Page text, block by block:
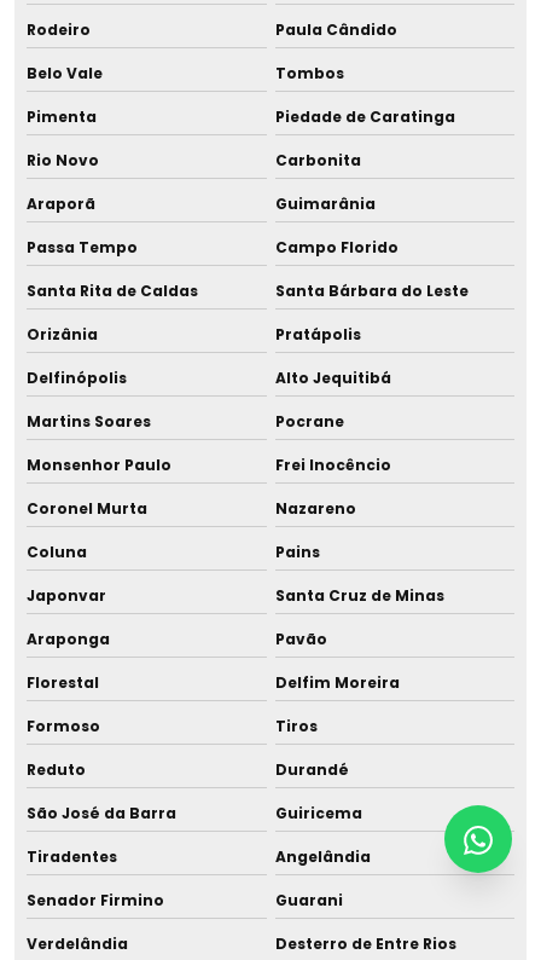
Rodeiro Paula Cândido
Belo Vale Tombos
Pimenta Piedade de Caratinga
Rio Novo Carbonita
Araporã Guimarânia
Passa Tempo Campo Florido
Santa Rita de Caldas Santa Bárbara do Leste
Orizânia Pratápolis
Delfinópolis Alto Jequitibá
Martins Soares Pocrane
Monsenhor Paulo Frei Inocêncio
Coronel Murta Nazareno
Coluna Pains
Japonvar Santa Cruz de Minas
Araponga Pavão
Florestal Delfim Moreira
Formoso Tiros
Reduto Durandé
São José da Barra Guiricema
Tiradentes Angelândia
Senador Firmino Guarani
Verdelândia Desterro de Entre Rios